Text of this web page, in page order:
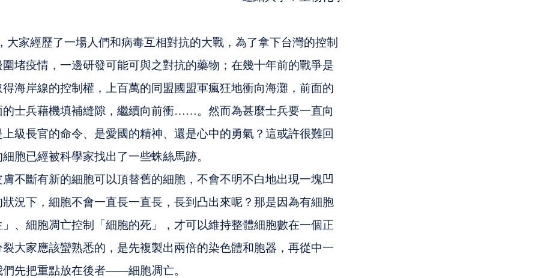
家經歷了一場人們和病毒互相對抗的大戰，為了拿下台灣的控制
堵疫情，一邊研發可能可與之對抗的藥物；在幾十年前的戰爭是
海岸線的控制權，上百萬的同盟國盟軍瘋狂地衝向海灘，前面的
的士兵藉機填補縫隙，繼續向前衝……。然而為甚麼士兵要一直向
級長官的命令、是愛國的精神、還是心中的勇氣？這或許很難回
胞已經被科學家找出了一些蛛絲馬跡。
斷有新的細胞可以頂替舊的細胞，不會不明不白地出現一塊凹
況下，細胞不會一直長一直長，長到凸出來呢？那是因為有細胞
、細胞凋亡控制「細胞的死」，才可以維持整體細胞數在一個正
大家應該蠻熟悉的，是先複製出兩倍的染色體和胞器，再從中一
先把重點放在後者——細胞凋亡。